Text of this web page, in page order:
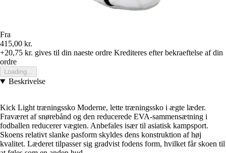
Fra
415,00 kr.
+20,75 kr. gives til din naeste ordre Krediteres efter bekraeftelse af din
ordre
Loading...
Beskrivelse
Kick Light træningssko Moderne, lette træningssko i ægte læder.
Fraværet af snørebånd og den reducerede EVA-sammensætning i
fodballen reducerer vægten. Anbefales især til asiatisk kampsport.
Skoens relativt slanke pasform skyldes dens konstruktion af høj
kvalitet. Læderet tilpasser sig gradvist fodens form, hvilket får skoen til